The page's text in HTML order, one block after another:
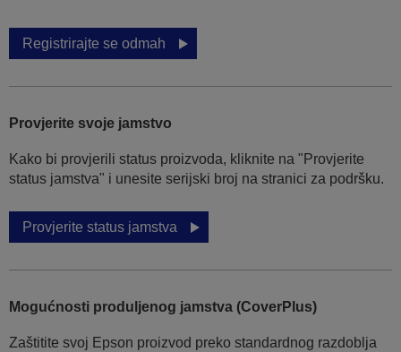
Registrirajte se odmah
Provjerite svoje jamstvo
Kako bi provjerili status proizvoda, kliknite na "Provjerite
status jamstva" i unesite serijski broj na stranici za podršku.
Provjerite status jamstva
Mogućnosti produljenog jamstva (CoverPlus)
Zaštitite svoj Epson proizvod preko standardnog razdoblja